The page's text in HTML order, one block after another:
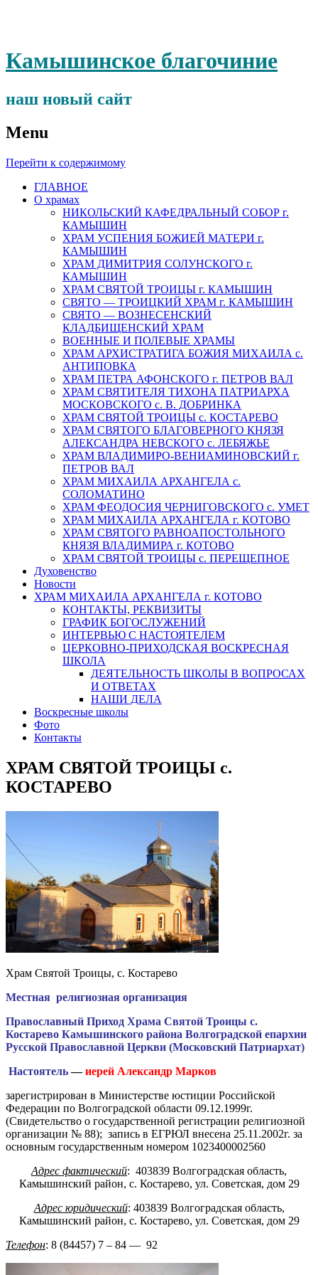
Камышинское благочиние
наш новый сайт
Menu
Перейти к содержимому
ГЛАВНОЕ
О храмах
НИКОЛЬСКИЙ КАФЕДРАЛЬНЫЙ СОБОР г.
КАМЫШИН
ХРАМ УСПЕНИЯ БОЖИЕЙ МАТЕРИ г.
КАМЫШИН
ХРАМ ДИМИТРИЯ СОЛУНСКОГО г.
КАМЫШИН
ХРАМ СВЯТОЙ ТРОИЦЫ г. КАМЫШИН
СВЯТО — ТРОИЦКИЙ ХРАМ г. КАМЫШИН
СВЯТО — ВОЗНЕСЕНСКИЙ
КЛАДБИЩЕНСКИЙ ХРАМ
ВОЕННЫЕ И ПОЛЕВЫЕ ХРАМЫ
ХРАМ АРХИСТРАТИГА БОЖИЯ МИХАИЛА с.
АНТИПОВКА
ХРАМ ПЕТРА АФОНСКОГО г. ПЕТРОВ ВАЛ
ХРАМ СВЯТИТЕЛЯ ТИХОНА ПАТРИАРХА
МОСКОВСКОГО с. В. ДОБРИНКА
ХРАМ СВЯТОЙ ТРОИЦЫ с. КОСТАРЕВО
ХРАМ СВЯТОГО БЛАГОВЕРНОГО КНЯЗЯ
АЛЕКСАНДРА НЕВСКОГО с. ЛЕБЯЖЬЕ
ХРАМ ВЛАДИМИРО-ВЕНИАМИНОВСКИЙ г.
ПЕТРОВ ВАЛ
ХРАМ МИХАИЛА АРХАНГЕЛА с.
СОЛОМАТИНО
ХРАМ ФЕОДОСИЯ ЧЕРНИГОВСКОГО с. УМЕТ
ХРАМ МИХАИЛА АРХАНГЕЛА г. КОТОВО
ХРАМ СВЯТОГО РАВНОАПОСТОЛЬНОГО
КНЯЗЯ ВЛАДИМИРА г. КОТОВО
ХРАМ СВЯТОЙ ТРОИЦЫ с. ПЕРЕЩЕПНОЕ
Духовенство
Новости
ХРАМ МИХАИЛА АРХАНГЕЛА г. КОТОВО
КОНТАКТЫ, РЕКВИЗИТЫ
ГРАФИК БОГОСЛУЖЕНИЙ
ИНТЕРВЬЮ С НАСТОЯТЕЛЕМ
ЦЕРКОВНО-ПРИХОДСКАЯ ВОСКРЕСНАЯ
ШКОЛА
ДЕЯТЕЛЬНОСТЬ ШКОЛЫ В ВОПРОСАХ
И ОТВЕТАХ
НАШИ ДЕЛА
Воскресные школы
Фото
Контакты
ХРАМ СВЯТОЙ ТРОИЦЫ с.
КОСТАРЕВО
Храм Святой Троицы, с. Костарево
Местная религиозная организация
Православный Приход Храма Святой Троицы с.
Костарево Камышинского района Волгоградской епархии
Русской Православной Церкви (Московский Патриархат)
Настоятель—иерей Александр Марков
зарегистрирован в Министерстве юстиции Российской
Федерации по Волгоградской области 09.12.1999г.
(Свидетельство о государственной регистрации религиозной
организации № 88); запись в ЕГРЮЛ внесена 25.11.2002г. за
основным государственным номером 1023400002560
Адрес фактический: 403839 Волгоградская область,
Камышинский район, с. Костарево, ул. Советская, дом 29
Адрес юридический: 403839 Волгоградская область,
Камышинский район, с. Костарево, ул. Советская, дом 29
Телефон: 8 (84457) 7 – 84 — 92